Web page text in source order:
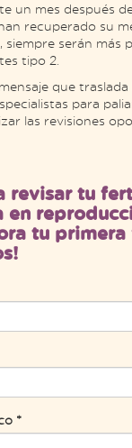
un mes después
recuperado su
serán más
tipo 2.
que
para
las revisiones
revisar tu
en
tu
*